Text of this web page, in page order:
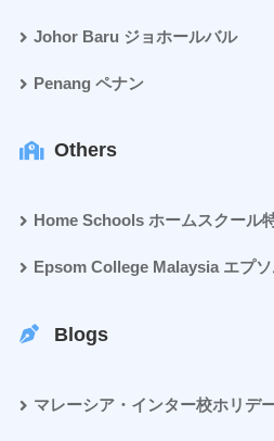
Johor Baru ジョホールバル
Penang ペナン
Others
Home Schools ホームスクール
Epsom College Malaysia エプ
Blogs
マレーシア・インター校ホリデ